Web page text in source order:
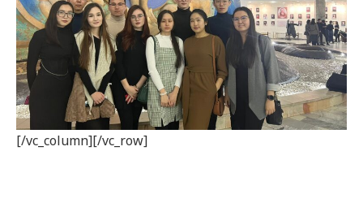
[/vc_column][/vc_row]